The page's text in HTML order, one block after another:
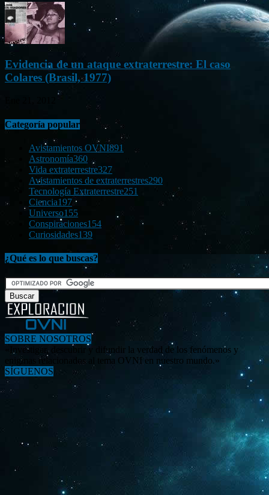
Evidencia de un ataque extraterrestre: El caso
Colares (Brasil, 1977)
Categoría popular
Avistamientos OVNI891
Astronomía360
Vida extraterrestre327
Avistamientos de extraterrestres290
Tecnología Extraterrestre251
Ciencia197
Universo155
Conspiraciones154
Curiosidades139
¿Qué es lo que buscas?
SOBRE NOSOTROS
«Investigar, descubrir y difundir la verdad de los fenómenos y
enigmas relacionados al tema OVNI en nuestro mundo.»
SÍGUENOS